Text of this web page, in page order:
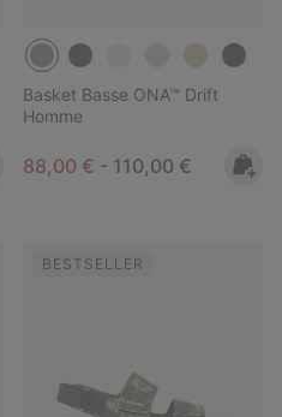
Basket Basse ONA™ Drift
Homme
Minimum sale price:
88,00 € - Maximum price:
110,00 €
BESTSELLER